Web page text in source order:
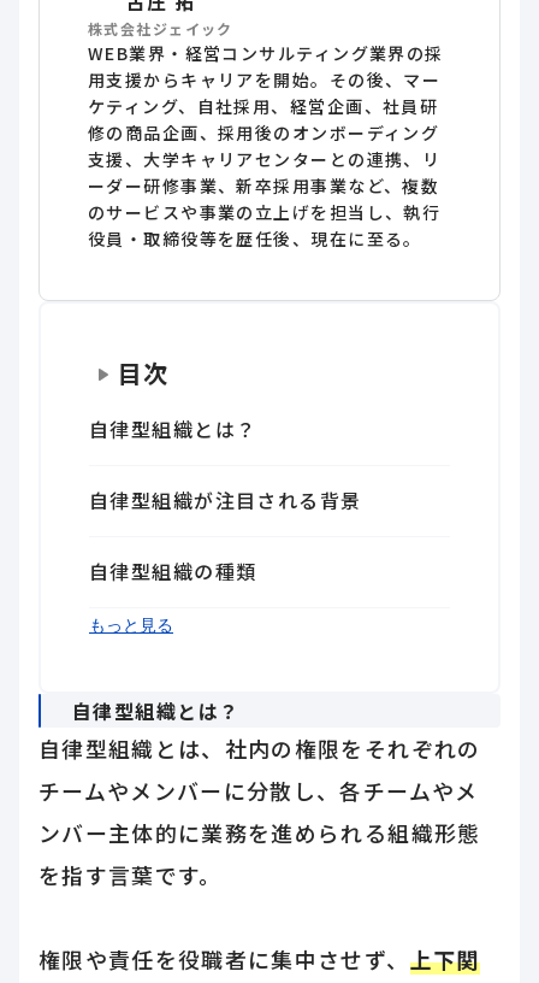
株式会社ジェイック
WEB業界・経営コンサルティング業界の採
用支援からキャリアを開始。その後、マー
ケティング、自社採用、経営企画、社員研
修の商品企画、採用後のオンボーディング
支援、大学キャリアセンターとの連携、リ
ーダー研修事業、新卒採用事業など、複数
のサービスや事業の立上げを担当し、執行
役員・取締役等を歴任後、現在に至る。
目次
自律型組織とは？
自律型組織が注目される背景
自律型組織の種類
自律型組織のメリット
自律型組織のデメリット
自律型組織を実現させるためのポイン
まとめ
もっと見る
自律型組織とは？
自律型組織とは、社内の権限をそれぞれの
チームやメンバーに分散し、各チームやメ
ンバー主体的に業務を進められる組織形態
を指す言葉です。
権限や責任を役職者に集中させず、 上下関